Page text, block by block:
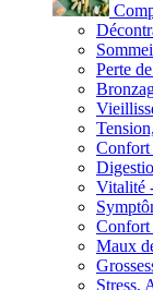
Perte
Confort
Vitalité
Confort
Maux
Stress,